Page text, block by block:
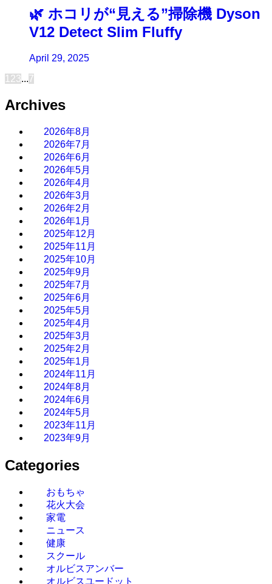
🌿 ホコリが“見える”掃除機 Dyson
V12 Detect Slim Fluffy
April 29, 2025
1 23...7
Archives
2026年8月
2026年7月
2026年6月
2026年5月
2026年4月
2026年3月
2026年2月
2026年1月
2025年12月
2025年11月
2025年10月
2025年9月
2025年7月
2025年6月
2025年5月
2025年4月
2025年3月
2025年2月
2025年1月
2024年11月
2024年8月
2024年6月
2024年5月
2023年11月
2023年9月
Categories
おもちゃ
花火大会
家電
ニュース
健康
スクール
オルビスアンバー
オルビスユードット